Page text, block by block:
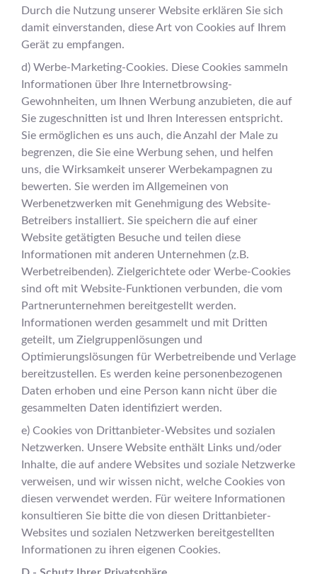
Durch die Nutzung unserer Website erklären Sie sich
damit einverstanden, diese Art von Cookies auf Ihrem
Gerät zu empfangen.
d) Werbe-Marketing-Cookies. Diese Cookies sammeln
Informationen über Ihre Internetbrowsing-
Gewohnheiten, um Ihnen Werbung anzubieten, die auf
Sie zugeschnitten ist und Ihren Interessen entspricht.
Sie ermöglichen es uns auch, die Anzahl der Male zu
begrenzen, die Sie eine Werbung sehen, und helfen
uns, die Wirksamkeit unserer Werbekampagnen zu
bewerten. Sie werden im Allgemeinen von
Werbenetzwerken mit Genehmigung des Website-
Betreibers installiert. Sie speichern die auf einer
Website getätigten Besuche und teilen diese
Informationen mit anderen Unternehmen (z.B.
Werbetreibenden). Zielgerichtete oder Werbe-Cookies
sind oft mit Website-Funktionen verbunden, die vom
Partnerunternehmen bereitgestellt werden.
Informationen werden gesammelt und mit Dritten
geteilt, um Zielgruppenlösungen und
Optimierungslösungen für Werbetreibende und Verlage
bereitzustellen. Es werden keine personenbezogenen
Daten erhoben und eine Person kann nicht über die
gesammelten Daten identifiziert werden.
e) Cookies von Drittanbieter-Websites und sozialen
Netzwerken. Unsere Website enthält Links und/oder
Inhalte, die auf andere Websites und soziale Netzwerke
verweisen, und wir wissen nicht, welche Cookies von
diesen verwendet werden. Für weitere Informationen
konsultieren Sie bitte die von diesen Drittanbieter-
Websites und sozialen Netzwerken bereitgestellten
Informationen zu ihren eigenen Cookies.